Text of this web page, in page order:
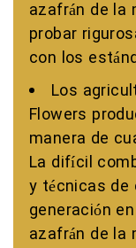
azafrán de la
probar
con los
Los
Flowers
manera de
La difícil
y técnicas
generación
azafrán de la